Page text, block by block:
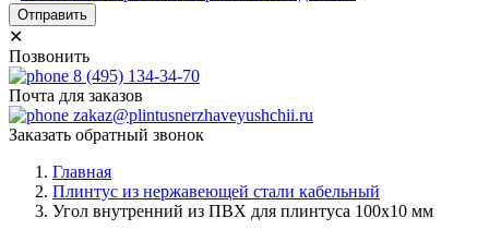
Отправить
✕
Позвонить
8 (495) 134-34-70
Почта для заказов
zakaz@plintusnerzhaveyushchii.ru
Заказать обратный звонок
Главная
Плинтус из нержавеющей стали кабельный
Угол внутренний из ПВХ для плинтуса 100х10 мм